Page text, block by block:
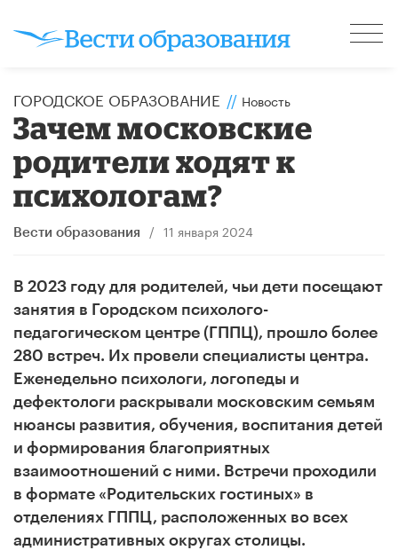
ГОРОДСКОЕ ОБРАЗОВАНИЕ // Новость
Зачем московские
родители ходят к
психологам?
Вести образования / 11 января 2024
В 2023 году для родителей, чьи дети посещают
занятия в Городском психолого-
педагогическом центре (ГППЦ), прошло более
280 встреч. Их провели специалисты центра.
Еженедельно психологи, логопеды и
дефектологи раскрывали московским семьям
нюансы развития, обучения, воспитания детей
и формирования благоприятных
взаимоотношений с ними. Встречи проходили
в формате «Родительских гостиных» в
отделениях ГППЦ, расположенных во всех
административных округах столицы.